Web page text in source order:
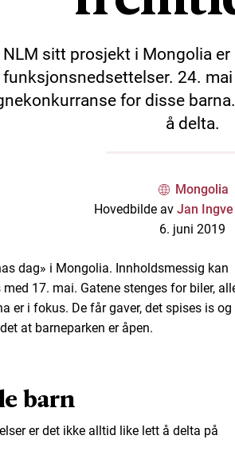
NLM sitt prosjekt i Mongolia
funksjonsnedsettelser. 24.
for disse
å delta.
Mongolia
Hovedbilde avJan
6. juni 2019
dag» i Mongolia. Innholdsmessig kan
17. mai. Gatene stenges for biler,
er i fokus. De får gaver, det spises is og
at barneparken er åpen.
barn
er det ikke alltid like lett å delta på